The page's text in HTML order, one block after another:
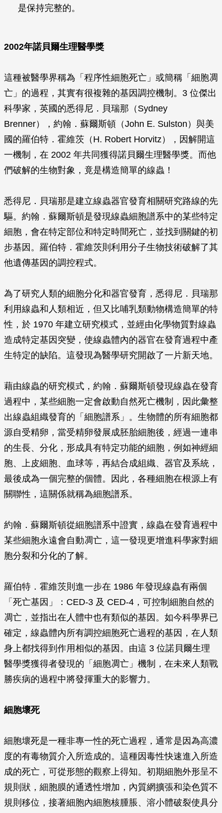
是保持完整的。
2002年諾貝爾生理醫學獎
這種被醫學界稱為「程序性細胞死亡」或簡稱「細胞凋
亡」的過程，其實有很複雜的基因調控機制。3 位傑出
科學家，英國的悉得尼．貝瑞那（Sydney
Brenner），約翰．蘇爾斯頓（John E. Sulston）與美
國的羅伯特．霍維茨（H. Robert Horvitz），因解開這
一機制，在 2002 年共同獲得諾貝爾生理醫學獎。而他
們破解的生物對象，竟是構造簡單的線蟲！
悉得尼．貝瑞那是建立線蟲器官發育相關研究路線的先
驅。約翰．蘇爾斯頓是發現線蟲細胞譜系中的某些特定
細胞，會在特定部位和特定時間死亡，並找到關鍵的初
步基因。羅伯特．霍維茨則利用分子生物技術破解了其
他遺傳基因的調控程式。
為了研究人類的細胞分化和器官發育，悉得尼．貝瑞那
利用線蟲和人類相近，但又比哺乳類動物構造簡單的特
性，於 1970 年建立研究模式，並經由化學物質對線蟲
造成特定基因突變，使線蟲體內的器官在發育過程中產
生特定的缺陷。這發現為醫學研究開啟了一片新天地。
藉由線蟲的研究模式，約翰．蘇爾斯頓發現線蟲在發育
過程中，某些細胞一定會啟動自然死亡機制，因此彙整
出線蟲組織發育的「細胞譜系」。生物體的所有細胞都
源自受精卵，當受精卵發展成胚胎細胞後，經過一連串
的生長、分化，形成具有特定功能的細胞，例如神經細
胞、上皮細胞、血球等，再結合成組織、器官及系統，
最後成為一個完整的個體。因此，各種細胞在根源上有
關聯性，這關係就稱為細胞譜系。
約翰．蘇爾斯頓從細胞譜系中證實，線蟲在發育過程中
某些細胞永遠會自動凋亡，這一發現更增進科學家對細
胞分裂和分化的了解。
羅伯特．霍維茨則進一步在 1986 年發現線蟲有兩個
「死亡基因」：CED-3 及 CED-4，可控制細胞自然的
凋亡，並指出在人體中也有類似的基因。如今科學界已
確定，線蟲體內所有調控細胞死亡過程的基因，在人類
身上都找得到作用相似的基因。由這 3 位諾貝爾生理
醫學獎獲得者發現的「細胞凋亡」機制，在未來人類戰
勝疾病的過程中將發揮重大的影響力。
細胞壞死
細胞壞死是一種非專一性的死亡過程，通常是因為高濃
度的有毒物質介入所造成的。這種因毒性快速進入所造
成的死亡，可從形態的觀察上得知。初期細胞外形呈不
規則狀，細胞膜的通透性增加，內質網擴張和染色質不
規則移位，接著細胞內細胞核腫脹、溶小體破裂使具分